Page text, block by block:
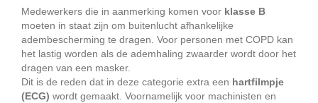
Medewerkers die in aanmerking komen voor klasse B
moeten in staat zijn om buitenlucht afhankelijke
adembescherming te dragen. Voor personen met COPD kan
het lastig worden als de ademhaling zwaarder wordt door het
dragen van een masker.
Dit is de reden dat in deze categorie extra een hartfilmpje
(ECG) wordt gemaakt. Voornamelijk voor machinisten en